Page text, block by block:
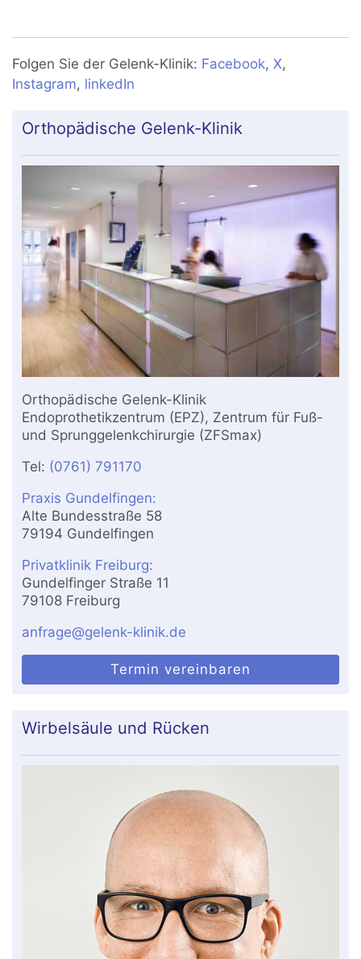
Folgen Sie der Gelenk-Klinik: Facebook,X,
Instagram, linkedIn
Orthopädische Gelenk-Klinik
Orthopädische Gelenk-Klinik
Endoprothetikzentrum (EPZ), Zentrum für Fuß-
und Sprunggelenkchirurgie (ZFSmax)
Tel: (0761) 791170
Praxis Gundelfingen:
Alte Bundesstraße 58
79194 Gundelfingen
Privatklinik Freiburg:
Gundelfinger Straße 11
79108 Freiburg
anfrage@gelenk-klinik.de
Termin vereinbaren
Wirbelsäule und Rücken